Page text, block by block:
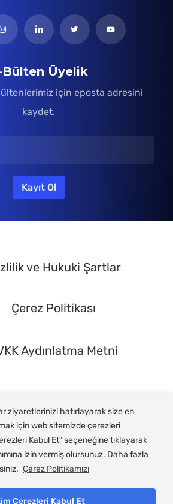
ziyaretlerinizi hatırlayarak size en
için web sitemizde çerezleri
Kabul Et” seçeneğine tıklayarak
izin vermiş olursunuz. Daha fazla
Çerez Politikamızı
Çerezleri Kabul Et
Bülten Üyelik
için eposta adresini
kaydet.
ve Hukuki Şartlar
Çerez Politikası
Aydınlatma Metni